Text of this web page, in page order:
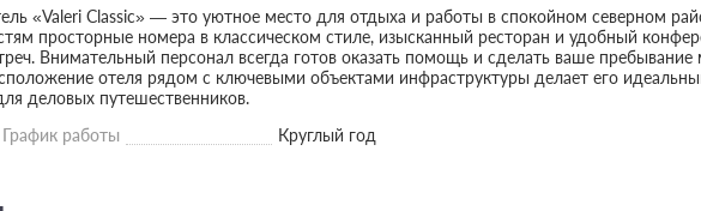
«Valeri Classic» — это уютное место для отдыха и работы в спокойном северном
просторные номера в классическом стиле, изысканный ресторан и удобный
Внимательный персонал всегда готов оказать помощь и сделать ваше
отеля рядом с ключевыми объектами инфраструктуры делает его
деловых путешественников.
График работы
Круглый год